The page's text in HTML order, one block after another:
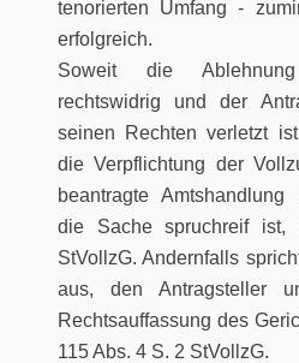
tenorierten Umfang -
erfolgreich.
Soweit die
rechtswidrig und der
seinen Rechten verletzt
die Verpflichtung der
beantragte
die Sache spruchreif
StVollzG. Andernfalls
aus, den Antragsteller
Rechtsauffassung des
115 Abs. 4 S. 2 StVollzG.